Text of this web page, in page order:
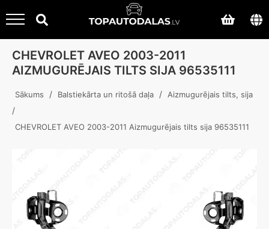
CHEVROLET AVEO 2003-2011
AIZMUGURĒJAIS TILTS SIJA 96535111
Sākums / Balstiekārta un ritošā daļa / Aizmugurējais tilts, sija
/
CHEVROLET AVEO 2003-2011 Aizmugurējais tilts sija 96535111